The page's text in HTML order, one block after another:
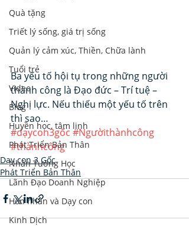
Quà tặng
Triết lý sống, giá trị sống
Quản lý cảm xúc, Thiền, Chữa lành
Tuổi trẻ
Video
Blog
Huyền học, tâm linh
Phát Triển Bản Thân
Nhân Tướng Học
Lãnh Đạo Doanh Nghiệp
Hôn nhân và Dạy con
Kinh Dịch
Ba yếu tố hội tụ trong những người
thành công là Đạo đức – Trí tuệ –
Nghị lực. Nếu thiếu một yếu tố trên
thì sao…
#dạycon3gốc #Ngườithànhcông
#thànhcông
Dạy con 3 Gốc
Phát Triển Bản Thân